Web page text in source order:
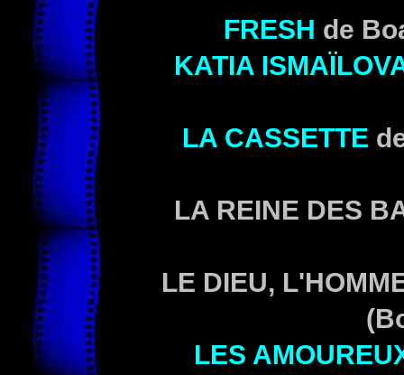
FRESH de
KATIA
LA CASSETTE
LA REINE DES
LE DIEU,
LES